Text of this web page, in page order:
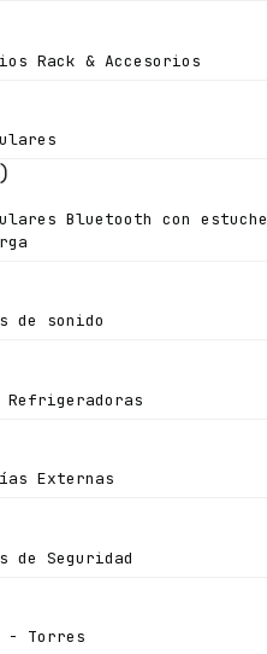
Rack & Accesorios
Bluetooth con estuche
de sonido
Refrigeradoras
Externas
de Seguridad
- Torres